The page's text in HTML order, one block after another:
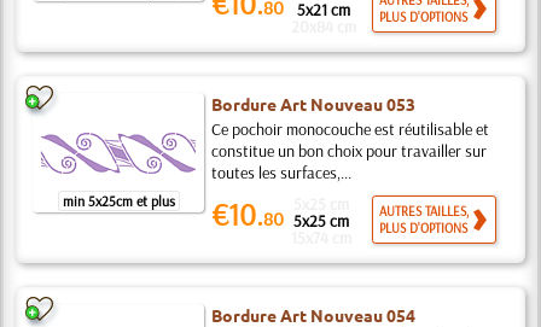
80 5x21 cm
PLUS D'OPTIONS
min 5x25cm et plus
Bordure Art Nouveau 053
Ce pochoir monocouche est réutilisable et
constitue un bon choix pour travailler sur
toutes les surfaces,...
€10.80 5x25 cm
AUTRES TAILLES,
PLUS D'OPTIONS
Bordure Art Nouveau 054